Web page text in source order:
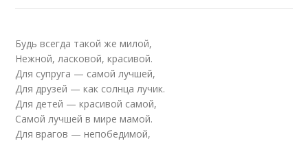
Будь всегда такой же милой,
Нежной, ласковой, красивой.
Для супруга — самой лучшей,
Для друзей — как солнца лучик.
Для детей — красивой самой,
Самой лучшей в мире мамой.
Для врагов — непобедимой,